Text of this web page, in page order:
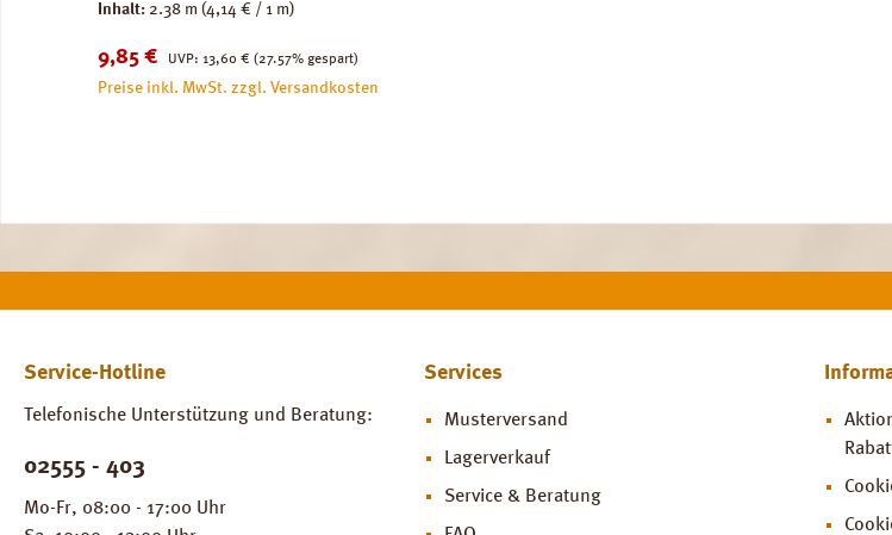
Inhalt: 2.38 m (4,14 € / 1 m)
Verkaufspreis:
9,85 € UVP: Regulärer Preis:
13,60 € (27.57% gespart)
Preise inkl. MwSt. zzgl. Versandkosten
Service-Hotline
Telefonische Unterstützung und Beratung:
02555 - 403
Mo-Fr, 08:00 - 17:00 Uhr
Services
Musterversand
Lagerverkauf
Service & Beratung